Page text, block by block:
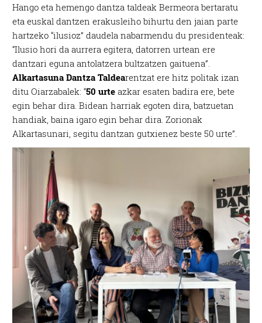
Hango eta hemengo dantza taldeak Bermeora bertaratu
eta euskal dantzen erakusleiho bihurtu den jaian parte
hartzeko “ilusioz” daudela nabarmendu du presidenteak:
“Ilusio hori da aurrera egitera, datorren urtean ere
dantzari eguna antolatzera bultzatzen gaituena”.
Alkartasuna Dantza Taldearentzat ere hitz politak izan
ditu Oiarzabalek: “50 urte azkar esaten badira ere, bete
egin behar dira. Bidean harriak egoten dira, batzuetan
handiak, baina igaro egin behar dira. Zorionak
Alkartasunari, segitu dantzan gutxienez beste 50 urte”.